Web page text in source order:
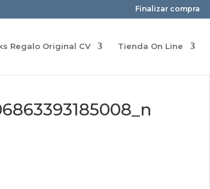
Finalizar compra
Regalo Original CV Tienda On Line